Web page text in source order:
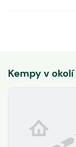
Kempy v okolí